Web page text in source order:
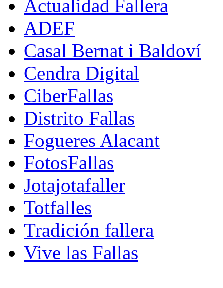
Actualidad Fallera
ADEF
Casal Bernat i Baldoví
Cendra Digital
CiberFallas
Distrito Fallas
Fogueres Alacant
FotosFallas
Jotajotafaller
Totfalles
Tradición fallera
Vive las Fallas